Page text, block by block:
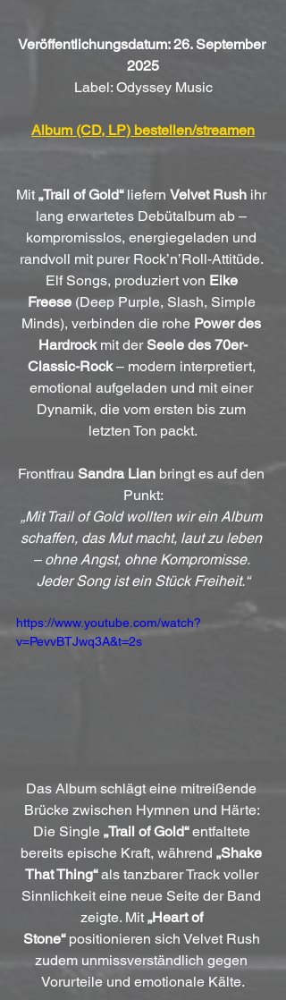
Veröffentlichungsdatum: 26. September
2025
Label: Odyssey Music
Album (CD, LP) bestellen/streamen
Mit „Trail of Gold“ liefern Velvet Rush ihr
lang erwartetes Debütalbum ab –
kompromisslos, energiegeladen und
randvoll mit purer Rock’n’Roll-Attitüde.
Elf Songs, produziert von Eike
Freese (Deep Purple, Slash, Simple
Minds), verbinden die rohe Power des
Hardrock mit der Seele des 70er-
Classic-Rock – modern interpretiert,
emotional aufgeladen und mit einer
Dynamik, die vom ersten bis zum
letzten Ton packt.
Frontfrau Sandra Lian bringt es auf den
Punkt:
„Mit Trail of Gold wollten wir ein Album
schaffen, das Mut macht, laut zu leben
– ohne Angst, ohne Kompromisse.
Jeder Song ist ein Stück Freiheit.“
https://www.youtube.com/watch?
v=PevvBTJwq3A&t=2s
Das Album schlägt eine mitreißende
Brücke zwischen Hymnen und Härte:
Die Single „Trail of Gold“ entfaltete
bereits epische Kraft, während „Shake
That Thing“ als tanzbarer Track voller
Sinnlichkeit eine neue Seite der Band
zeigte. Mit „Heart of
Stone“ positionieren sich Velvet Rush
zudem unmissverständlich gegen
Vorurteile und emotionale Kälte.